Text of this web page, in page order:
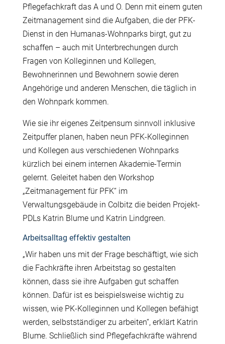
Pflegefachkraft das A und O. Denn mit einem guten
Zeitmanagement sind die Aufgaben, die der PFK-
Dienst in den Humanas-Wohnparks birgt, gut zu
schaffen – auch mit Unterbrechungen durch
Fragen von Kolleginnen und Kollegen,
Bewohnerinnen und Bewohnern sowie deren
Angehörige und anderen Menschen, die täglich in
den Wohnpark kommen.
Wie sie ihr eigenes Zeitpensum sinnvoll inklusive
Zeitpuffer planen, haben neun PFK-Kolleginnen
und Kollegen aus verschiedenen Wohnparks
kürzlich bei einem internen Akademie-Termin
gelernt. Geleitet haben den Workshop
„Zeitmanagement für PFK“ im
Verwaltungsgebäude in Colbitz die beiden Projekt-
PDLs Katrin Blume und Katrin Lindgreen.
Arbeitsalltag effektiv gestalten
„Wir haben uns mit der Frage beschäftigt, wie sich
die Fachkräfte ihren Arbeitstag so gestalten
können, dass sie ihre Aufgaben gut schaffen
können. Dafür ist es beispielsweise wichtig zu
wissen, wie PK-Kolleginnen und Kollegen befähigt
werden, selbstständiger zu arbeiten“, erklärt Katrin
Blume. Schließlich sind Pflegefachkräfte während